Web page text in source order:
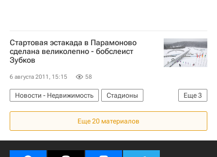
Стартовая эстакада в Парамоново
сделана великолепно - бобслеист
Зубков
6 августа 2011, 15:15 58
Еще3
Новости - Недвижимость
Стадионы
Инфраструктура
Московская область (Подмосковье)
Еще 20 материалов